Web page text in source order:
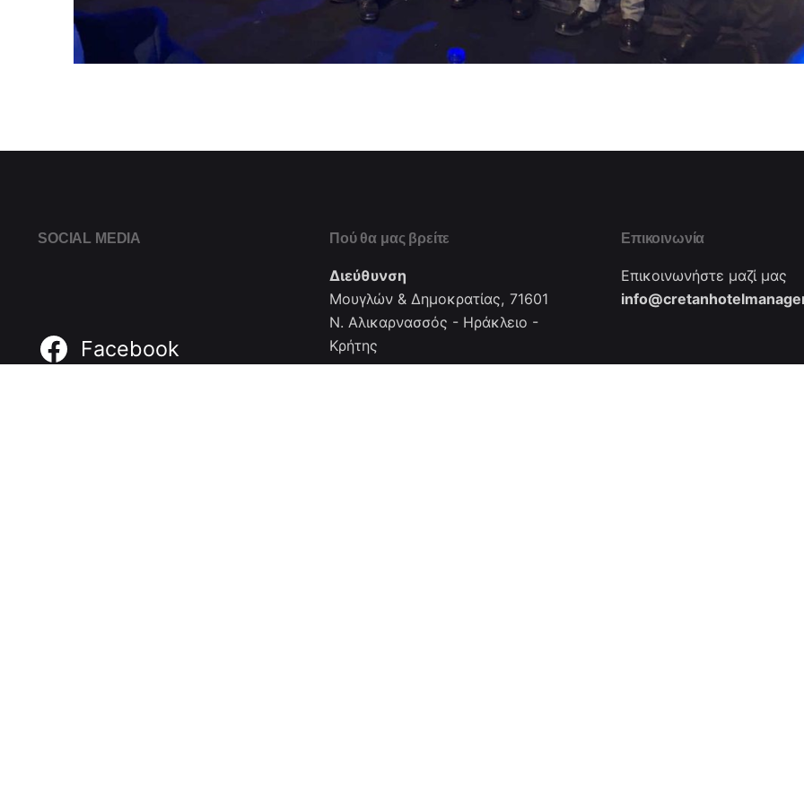
SOCIAL MEDIA
Facebook
Πού θα μας βρείτε
Διεύθυνση
Μουγλών & Δημοκρατίας, 71601
Ν. Αλικαρνασσός - Ηράκλειο -
Κρήτης
Επικοινωνία
Επικοινωνήστε μαζί μας